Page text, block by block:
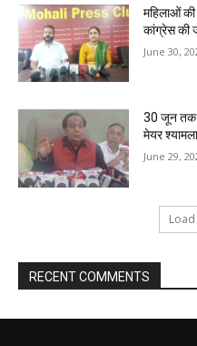
महिलाओं की
कांग्रेस की
June 30,
30 जून तक
मेयर
June 29,
RECENT COMMENTS